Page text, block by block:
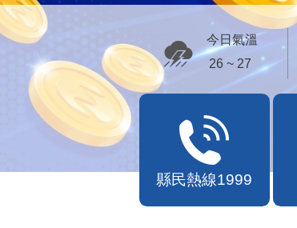
今日氣溫
26 ~ 27
縣民熱線1999